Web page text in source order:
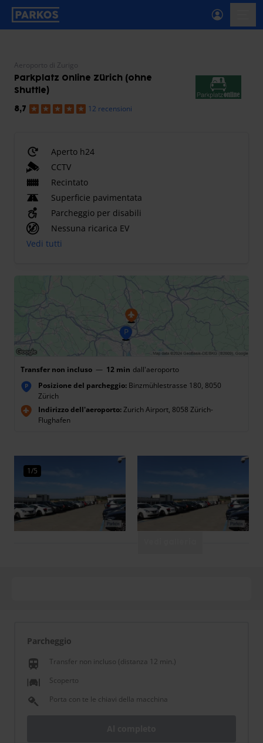
etichetta-navigazione-principale
Aeroporto di Zurigo
Parkplatz Online Zürich (ohne
Shuttle)
8,7 12 recensioni
Aperto h24
CCTV
Recintato
Superficie pavimentata
Parcheggio per disabili
Nessuna ricarica EV
Vedi tutti
Transfer non incluso — 12 min dall'aeroporto
P Posizione del parcheggio: Binzmühlestrasse 180, 8050
Zürich
Indirizzo dell'aeroporto:Zurich Airport, 8058 Zürich-
Flughafen
1/5
Parcheggio
train
Transfer non incluso (distanza 12 min.)
Scoperto
Porta con te le chiavi della macchina